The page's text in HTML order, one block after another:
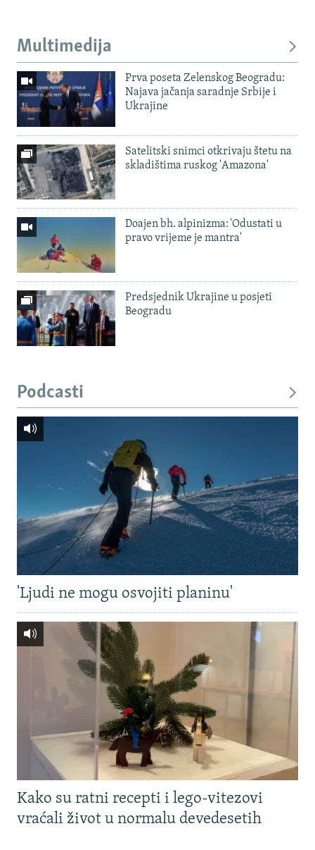
Multimedija
Prva poseta Zelenskog Beogradu:
Najava jačanja saradnje Srbije i
Ukrajine
Satelitski snimci otkrivaju štetu na
skladištima ruskog 'Amazona'
Doajen bh. alpinizma: 'Odustati u
pravo vrijeme je mantra'
Predsjednik Ukrajine u posjeti
Beogradu
Podcasti
'Ljudi ne mogu osvojiti planinu'
Kako su ratni recepti i lego-vitezovi
vraćali život u normalu devedesetih